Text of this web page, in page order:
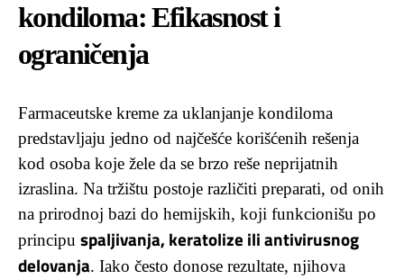
kondiloma: Efikasnost i
ograničenja
Farmaceutske kreme za uklanjanje kondiloma
predstavljaju jedno od najčešće korišćenih rešenja
kod osoba koje žele da se brzo reše neprijatnih
izraslina. Na tržištu postoje različiti preparati, od onih
na prirodnoj bazi do hemijskih, koji funkcionišu po
principu spaljivanja, keratolize ili antivirusnog
delovanja. Iako često donose rezultate, njihova